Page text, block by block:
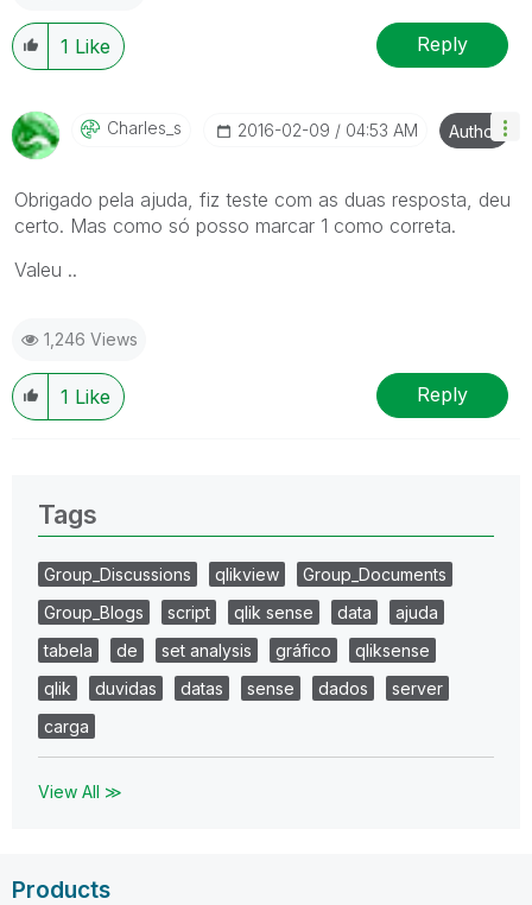
1 Like Reply
Charles_s ‎2016-02-09 04:53 AM Author
Obrigado pela ajuda, fiz teste com as duas resposta, deu
certo. Mas como só posso marcar 1 como correta.
Valeu ..
1,246 Views
1 Like Reply
Tags
Group_Discussions qlikview
Group_Documents
Group_Blogs
script qlik sense data
ajuda
tabela
de set analysis gráfico
qliksense
qlik
duvidas datas sense dados
server
carga
View All ≫
Products